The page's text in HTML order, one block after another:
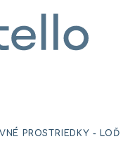
PROSTRIEDKY -